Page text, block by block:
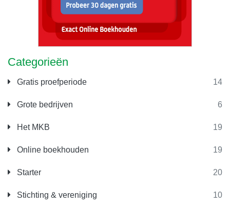
Categorieën
Gratis proefperiode 14
Grote bedrijven 6
Het MKB 19
Online boekhouden 19
Starter 20
Stichting & vereniging 10